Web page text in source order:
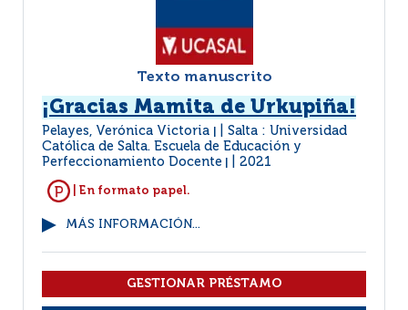
Texto manuscrito
¡Gracias Mamita de Urkupiña!
Pelayes, Verónica Victoria
Salta : Universidad
Católica de Salta. Escuela de Educación y
Perfeccionamiento Docente
2021
| En formato papel.
MÁS INFORMACIÓN...